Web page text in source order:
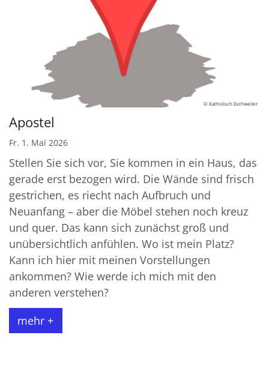
© Katholisch Eschweiler
Apostel
Fr. 1. Mai 2026
Stellen Sie sich vor, Sie kommen in ein Haus, das
gerade erst bezogen wird. Die Wände sind frisch
gestrichen, es riecht nach Aufbruch und
Neuanfang – aber die Möbel stehen noch kreuz
und quer. Das kann sich zunächst groß und
unübersichtlich anfühlen. Wo ist mein Platz?
Kann ich hier mit meinen Vorstellungen
ankommen? Wie werde ich mich mit den
anderen verstehen?
mehr +